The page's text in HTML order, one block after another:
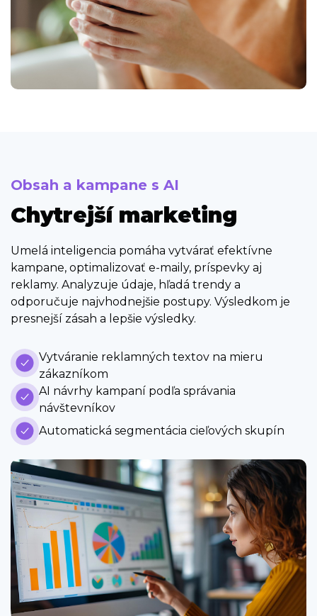
Obsah a kampane s AI
Chytrejší marketing
Umelá inteligencia pomáha vytvárať efektívne
kampane, optimalizovať e-maily, príspevky aj
reklamy. Analyzuje údaje, hľadá trendy a
odporučuje najvhodnejšie postupy. Výsledkom je
presnejší zásah a lepšie výsledky.
Vytváranie reklamných textov na mieru
zákazníkom
AI návrhy kampaní podľa správania
návštevníkov
Automatická segmentácia cieľových skupín